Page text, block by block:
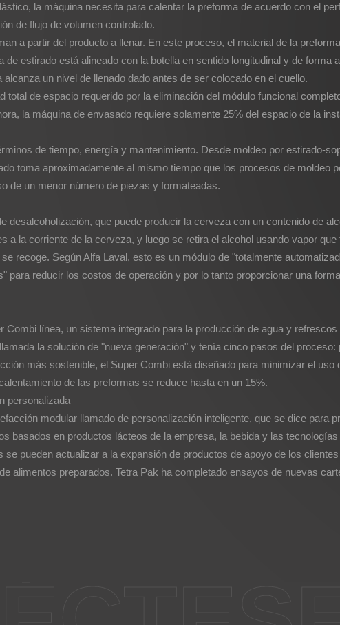
la máquina necesita para calentar la preforma de acuerdo con el
de flujo de volumen controlado.
a partir del producto a llenar. En este proceso, el material de la
estirado está alineado con la botella en sentido longitudinal y de
un nivel de llenado dado antes de ser colocado en el cuello.
total de espacio requerido por la eliminación del módulo funcional
la máquina de envasado requiere solamente 25% del espacio de la
de tiempo, energía y mantenimiento. Desde moldeo por estirado-
toma aproximadamente al mismo tiempo que los procesos de moldeo
de un menor número de piezas y formateadas.
desalcoholización, que puede producir la cerveza con un contenido de
a la corriente de la cerveza, y luego se retira el alcohol usando vapor
recoge. Según Alfa Laval, esto es un módulo de "totalmente
para reducir los costos de operación y por lo tanto proporcionar una
Combi línea, un sistema integrado para la producción de agua y
la solución de "nueva generación" y tenía cinco pasos del
más sostenible, el Super Combi está diseñado para minimizar el
de las preformas se reduce hasta en un 15%.
personalizada
modular llamado de personalización inteligente, que se dice para
basados ​​en productos lácteos de la empresa, la bebida y las
pueden actualizar a la expansión de productos de apoyo de los
alimentos preparados. Tetra Pak ha completado ensayos de nuevas